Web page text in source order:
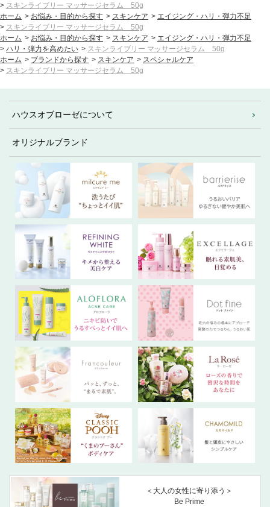
> スキンライブリー マッサージセラム 50g
ホーム > お悩み・目的から探す > スキンケア > エイジング・ハリ・弾力不足
> スキンライブリー マッサージセラム 50g
ホーム > お悩み・目的から探す > スキンケア > エイジング・ハリ・弾力不足
> ハリ・弾力を高めたい > スキンライブリー マッサージセラム 50g
ホーム > ブランドから探す > スキンケア > スペシャルケア
> スキンライブリー マッサージセラム 50g
ハウスオブローゼについて
オリジナルブランド
＜大人の女性に寄り添う＞
Be Prime